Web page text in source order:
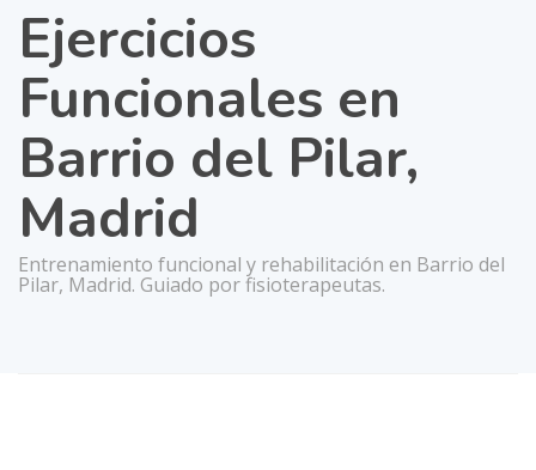
Ejercicios
Funcionales en
Barrio del Pilar,
Madrid
Entrenamiento funcional y rehabilitación en Barrio del
Pilar, Madrid. Guiado por fisioterapeutas.